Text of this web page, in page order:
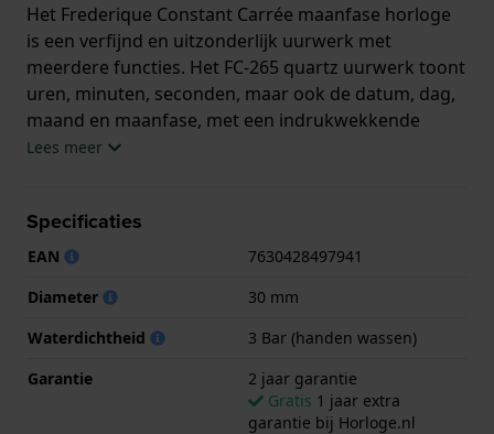
Het Frederique Constant Carrée maanfase horloge
is een verfijnd en uitzonderlijk uurwerk met
meerdere functies. Het FC-265 quartz uurwerk toont
uren, minuten, seconden, maar ook de datum, dag,
maand en maanfase, met een indrukwekkende
batterijlevensduur van 60 maanden. Dit alles is gevat
roestvrijstaal. De zilverkleurige wijzerplaat met
sunburst-afwerking en een reliëfpatroon in het
en wijzers, voor een perfecte afleesbaarheid.
Lees meer
Specificaties
EAN
7630428497941
Diameter
30 mm
Waterdichtheid
3 Bar (handen wassen)
Garantie
2 jaar garantie
Gratis 1 jaar extra
garantie bij Horloge.nl